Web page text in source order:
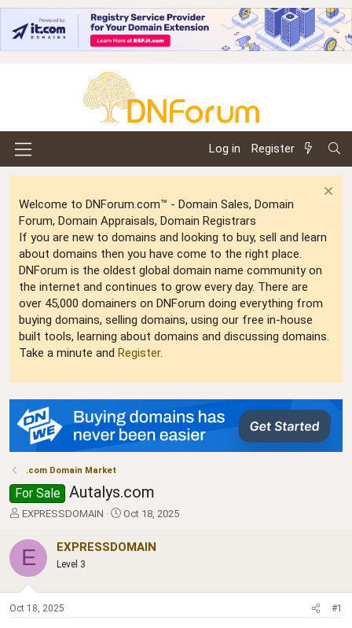
Log in Register
Welcome to DNForum.com™ - Domain Sales, Domain
Forum, Domain Appraisals, Domain Registrars
If you are new to domains and looking to buy, sell and learn
about domains then you have come to the right place.
DNForum is the oldest global domain name community on
the internet and continues to grow every day. There are
over 45,000 domainers on DNForum doing everything from
buying domains, selling domains, using our free in-house
built tools, learning about domains and discussing domains.
Take a minute and Register.
.com Domain Market
For Sale Autalys.com
T
r
e
a
d
t
EXPRESSDOMAIN
S
a
r
Oct 18, 2025
E EXPRESSDOMAIN
Level 3
Oct 18, 2025 #1